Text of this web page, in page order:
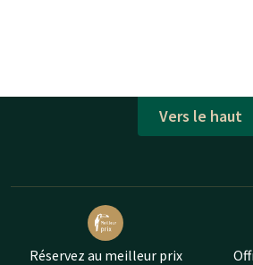
Vers le haut
Réservez au meilleur prix